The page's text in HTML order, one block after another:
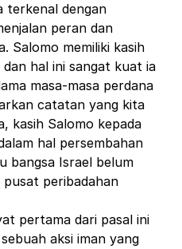
terkenal dengan
peran dan
Salomo memiliki kasih
hal ini sangat kuat ia
masa-masa perdana
catatan yang kita
kasih Salomo kepada
hal persembahan
bangsa Israel belum
pusat peribadahan
pertama dari pasal ini
aksi iman yang